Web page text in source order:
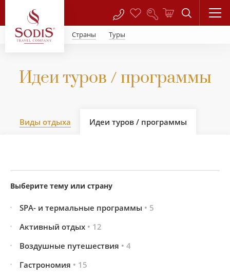
Страны Туры
Идеи туров / программы
Виды отдыха Идеи туров / программы
Выберите тему или страну
SPA- и термальные программы • 5
Активный отдых • 12
Воздушные путешествия • 4
Гастрономия • 15